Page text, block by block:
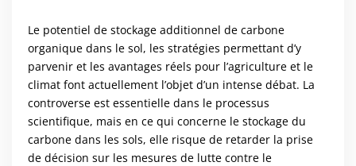
Le potentiel de stockage additionnel de carbone
organique dans le sol, les stratégies permettant d’y
parvenir et les avantages réels pour l’agriculture et le
climat font actuellement l’objet d’un intense débat. La
controverse est essentielle dans le processus
scientifique, mais en ce qui concerne le stockage du
carbone dans les sols, elle risque de retarder la prise
de décision sur les mesures de lutte contre le